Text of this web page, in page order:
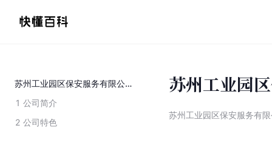
苏州工业园区保安服务有限公司
1 公司简介
2 公司特色
苏州工业园
苏州工业园区保安服务有